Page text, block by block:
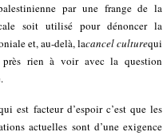
par une frange de la
soit utilisé pour dénoncer la
et, au-delà, lacancel culturequi
près rien à voir avec la question
est facteur d’espoir c’est que les
actuelles sont d’une exigence